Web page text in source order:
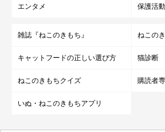
エンタメ 保護活動
雑誌『ねこのきもち』 ねこの
キャットフードの正しい選び方 猫診断
ねこのきもちクイズ 購読者
いぬ・ねこのきもちアプリ